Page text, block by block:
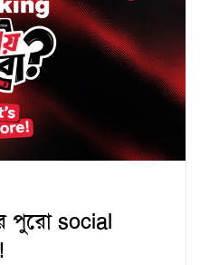
পুরো social